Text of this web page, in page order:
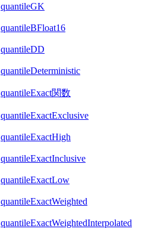
quantileGK
quantileBFloat16
quantileDD
quantileDeterministic
quantileExact関数
quantileExactExclusive
quantileExactHigh
quantileExactInclusive
quantileExactLow
quantileExactWeighted
quantileExactWeightedInterpolated